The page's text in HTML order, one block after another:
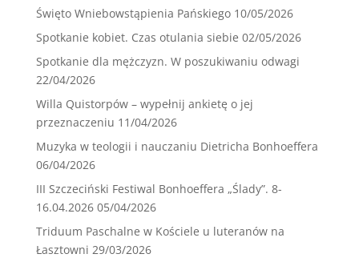
Święto Wniebowstąpienia Pańskiego 10/05/2026
Spotkanie kobiet. Czas otulania siebie 02/05/2026
Spotkanie dla mężczyzn. W poszukiwaniu odwagi
22/04/2026
Willa Quistorpów – wypełnij ankietę o jej
przeznaczeniu 11/04/2026
Muzyka w teologii i nauczaniu Dietricha Bonhoeffera
06/04/2026
III Szczeciński Festiwal Bonhoeffera „Ślady”. 8-
16.04.2026 05/04/2026
Triduum Paschalne w Kościele u luteranów na
Łasztowni 29/03/2026